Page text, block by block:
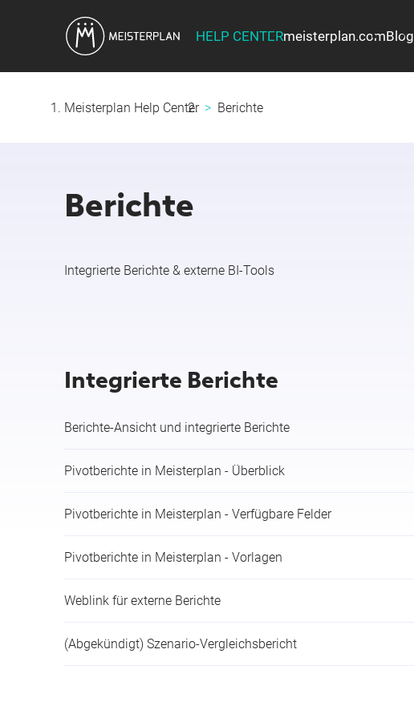
HELP CENTERmeisterplan.comBlog
Meisterplan Help Center Berichte
Berichte
Integrierte Berichte & externe BI-Tools
Integrierte Berichte
Berichte-Ansicht und integrierte Berichte
Pivotberichte in Meisterplan - Überblick
Pivotberichte in Meisterplan - Verfügbare Felder
Pivotberichte in Meisterplan - Vorlagen
Weblink für externe Berichte
(Abgekündigt) Szenario-Vergleichsbericht